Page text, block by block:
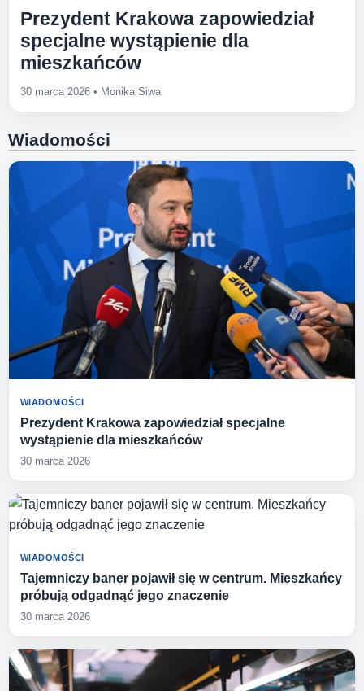
Prezydent Krakowa zapowiedział
specjalne wystąpienie dla
mieszkańców
30 marca 2026 • Monika Siwa
Wiadomości
WIADOMOŚCI
Prezydent Krakowa zapowiedział specjalne
wystąpienie dla mieszkańców
30 marca 2026
WIADOMOŚCI
Tajemniczy baner pojawił się w centrum. Mieszkańcy
próbują odgadnąć jego znaczenie
30 marca 2026